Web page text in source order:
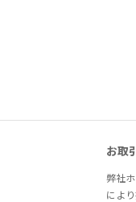
お取
弊社
によ